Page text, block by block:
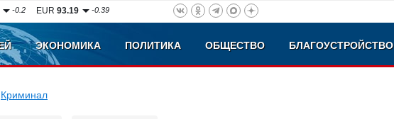
-0.2 EUR93.19 -0.39
ЭКОНОМИКА ПОЛИТИКА ОБЩЕСТВО БЛАГОУСТРОЙСТВО
Криминал